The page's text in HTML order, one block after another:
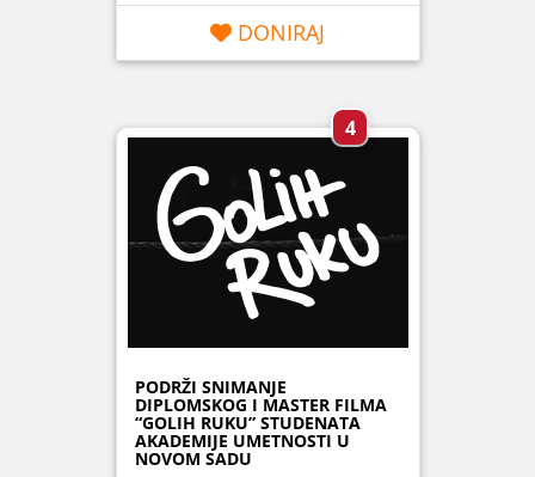
DONIRAJ
4
PODRŽI SNIMANJE
DIPLOMSKOG I MASTER FILMA
“GOLIH RUKU” STUDENATA
AKADEMIJE UMETNOSTI U
NOVOM SADU